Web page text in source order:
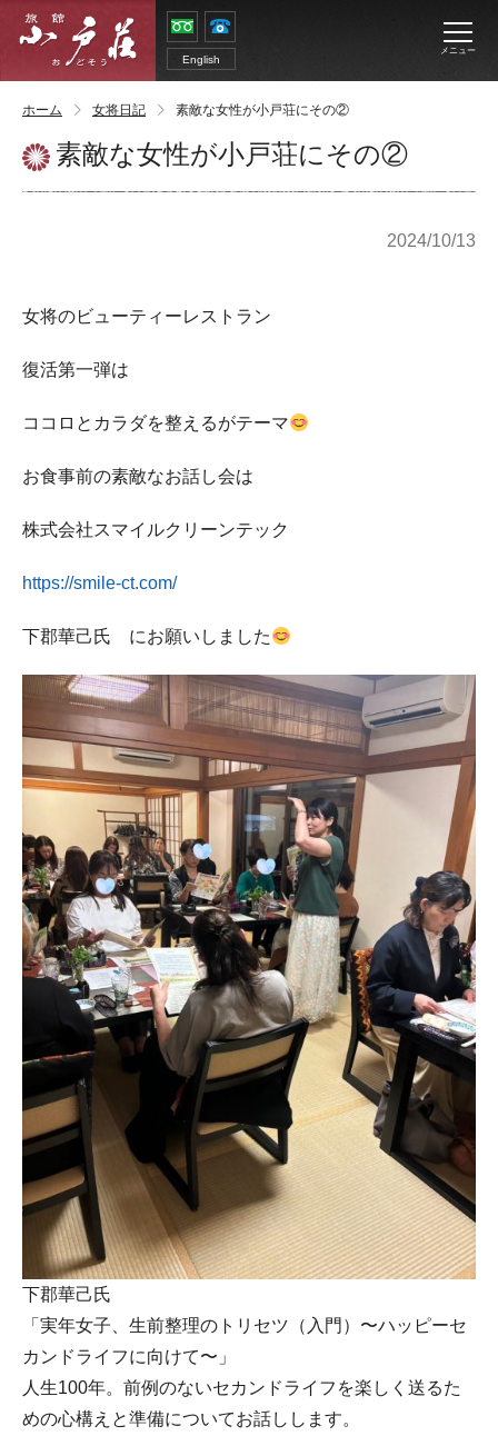
English
メニュー
ホーム 女将日記 素敵な女性が小戸荘にその②
素敵な女性が小戸荘にその②
2024/10/13
女将のビューティーレストラン
復活第一弾は
ココロとカラダを整えるがテーマ
お食事前の素敵なお話し会は
株式会社スマイルクリーンテック
https://smile-ct.com/
下郡華己氏 にお願いしました
下郡華己氏
「実年女子、生前整理のトリセツ（入門）〜ハッピーセ
カンドライフに向けて〜」
人生100年。前例のないセカンドライフを楽しく送るた
めの心構えと準備についてお話しします。